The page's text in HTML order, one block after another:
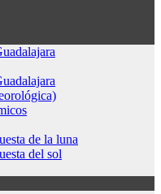
de la luna
del sol